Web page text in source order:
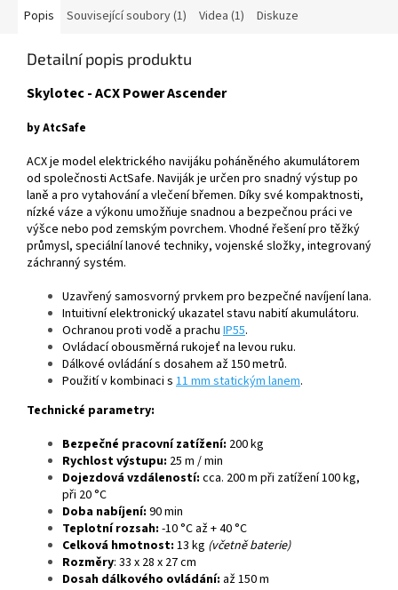
Popis Související soubory (1) Videa (1) Diskuze
Detailní popis produktu
Skylotec - ACX Power Ascender
by AtcSafe
ACX je model elektrického navijáku poháněného akumulátorem
od společnosti ActSafe. Naviják je určen pro snadný výstup po
laně a pro vytahování a vlečení břemen. Díky své kompaktnosti,
nízké váze a výkonu umožňuje snadnou a bezpečnou práci ve
výšce nebo pod zemským povrchem. Vhodné řešení pro těžký
průmysl, speciální lanové techniky, vojenské složky, integrovaný
záchranný systém.
Uzavřený samosvorný prvkem pro bezpečné navíjení lana.
Intuitivní elektronický ukazatel stavu nabití akumulátoru.
Ochranou proti vodě a prachu IP55.
Ovládací obousměrná rukojeť na levou ruku.
Dálkové ovládání s dosahem až 150 metrů.
Použití v kombinaci s 11 mm statickým lanem.
Technické parametry:
Bezpečné pracovní zatížení: 200 kg
Rychlost výstupu: 25 m / min
Dojezdová vzdáleností: cca. 200 m při zatížení 100 kg,
při 20 °C
Doba nabíjení: 90 min
Teplotní rozsah: -10 °C až + 40 °C
Celková hmotnost: 13 kg (včetně baterie)
Rozměry: 33 x 28 x 27 cm
Dosah dálkového ovládání: až 150 m